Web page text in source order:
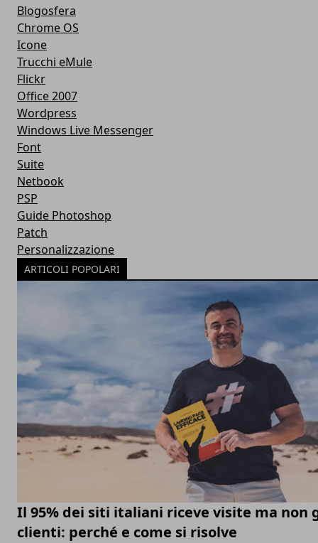
Blogosfera
Chrome OS
Icone
Trucchi eMule
Flickr
Office 2007
Wordpress
Windows Live Messenger
Font
Suite
Netbook
PSP
Guide Photoshop
Patch
Personalizzazione
ARTICOLI POPOLARI
Il 95% dei siti italiani riceve visite ma non
clienti: perché e come si risolve